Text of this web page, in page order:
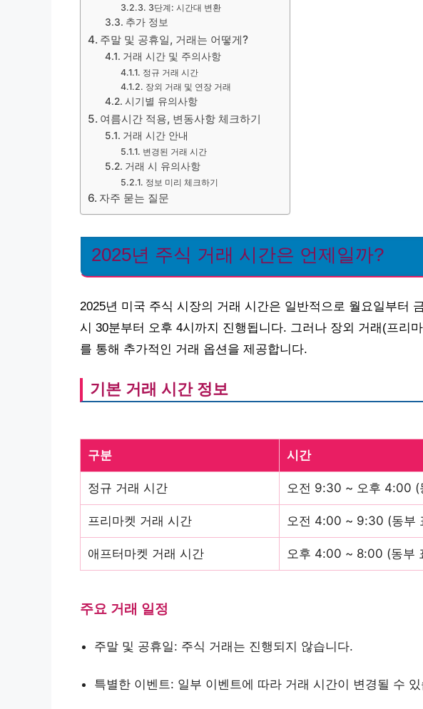
3단계: 시간대 변환
추가 정보
주말 및 공휴일, 거래는 어떻게?
거래 시간 및 주의사항
정규 거래 시간
장외 거래 및 연장 거래
시기별 유의사항
여름시간 적용, 변동사항 체크하기
거래 시간 안내
변경된 거래 시간
거래 시 유의사항
정보 미리 체크하기
자주 묻는 질문
2025년 주식 거래 시간은 언제일까?
2025년 미국 주식 시장의 거래 시간은 일반적으로 월요일부터
시 30분부터 오후 4시까지 진행됩니다. 그러나 장외 거래(프리
를 통해 추가적인 거래 옵션을 제공합니다.
기본 거래 시간 정보
구분 시간
정규 거래 시간 오전 9:30 ~ 오후 4:00 (
프리마켓 거래 시간 오전 4:00 ~ 9:30 (동부
애프터마켓 거래 시간 오후 4:00 ~ 8:00 (동부
주요 거래 일정
주말 및 공휴일: 주식 거래는 진행되지 않습니다.
특별한 이벤트: 일부 이벤트에 따라 거래 시간이 변경될 수